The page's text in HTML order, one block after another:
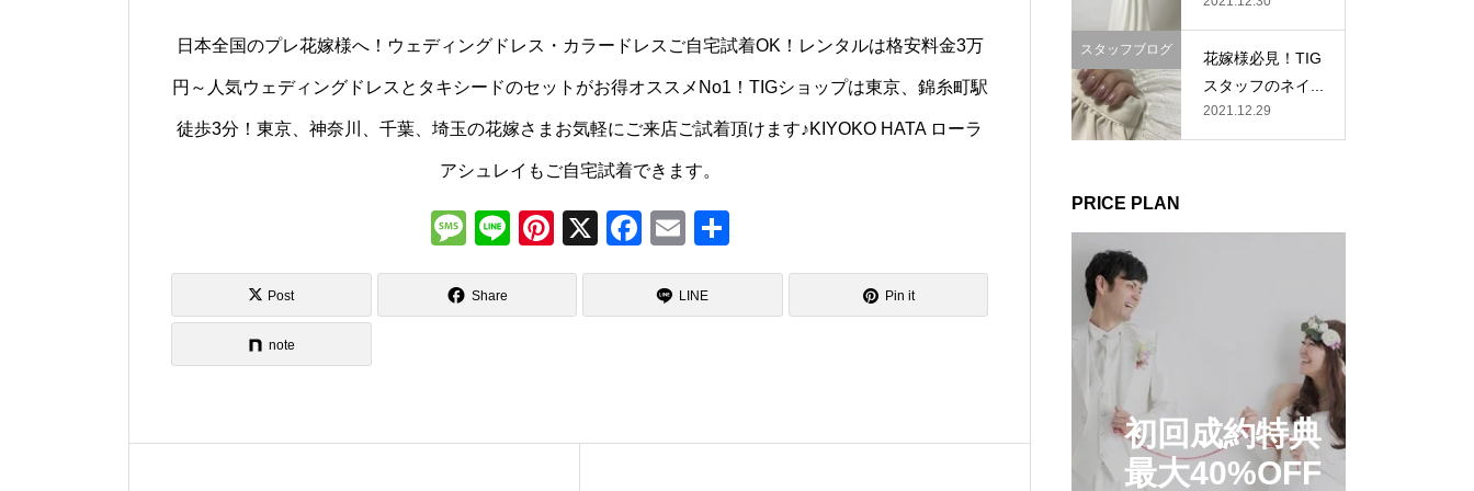
日本全国のプレ花嫁様へ！ウェディングドレス・カラードレスご自宅試着OK！レンタルは格安料金3万
円～人気ウェディングドレスとタキシードのセットがお得オススメNo1！TIGショップは東京、錦糸町駅
徒歩3分！東京、神奈川、千葉、埼玉の花嫁さまお気軽にご来店ご試着頂けます♪KIYOKO HATA ローラ
アシュレイもご自宅試着できます。
M
e
ss
Li
n
Pi
nt
X
F
a
c
o
E
m
ail
有
Post Share LINE Pin it
note
花嫁様必見！TIG
スタッフのネイ...
2021.12.29
スタッフブログ
PRICE PLAN
初回成約特典
最大40%OFF